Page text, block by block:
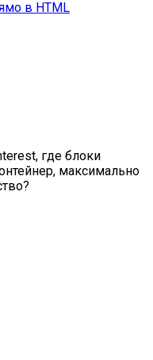
в HTML
где блоки
максимально